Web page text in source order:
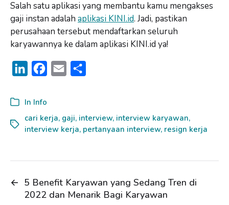
Salah satu aplikasi yang membantu kamu mengakses
gaji instan adalah aplikasi KINI.id. Jadi, pastikan
perusahaan tersebut mendaftarkan seluruh
karyawannya ke dalam aplikasi KINI.id ya!
n
k
e
I
e
b
o
i
l
r
e
In Info
cari kerja, gaji, interview, interview karyawan,
interview kerja, pertanyaan interview, resign kerja
← 5 Benefit Karyawan yang Sedang Tren di
2022 dan Menarik Bagi Karyawan